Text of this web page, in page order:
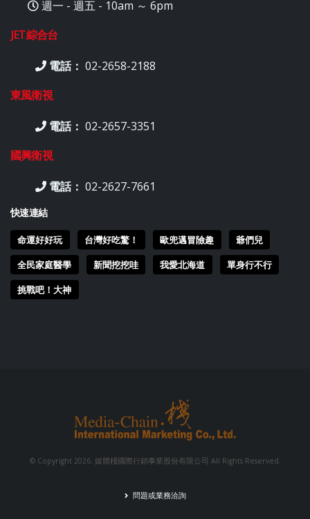
週一 - 週五 - 10am ～ 6pm
JET綜合台
電話： 02-2658-2188
東風衛視
電話： 02-2657-3351
國興衛視
電話： 02-2627-7661
快速連結
命運好好玩 台灣好吃驚！ 歐兜邁冒險趣
爺們兒
全民家庭醫學
新聞挖挖哇 我愛北海道
單身行不行
挑戰吧！大神
© Copyright 2026. 媒體棧國際行銷事業股份有限公司 All Rights Reserved.
問題或業務洽詢